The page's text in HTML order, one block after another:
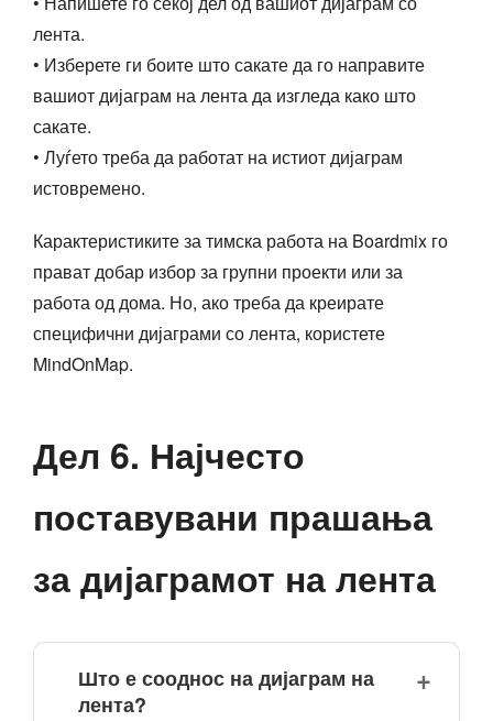
лента.
• Изберете ги боите што сакате да го направите
вашиот дијаграм на лента да изгледа како што
сакате.
• Луѓето треба да работат на истиот дијаграм
истовремено.
Карактеристиките за тимска работа на Boardmix го
прават добар избор за групни проекти или за
работа од дома. Но, ако треба да креирате
специфични дијаграми со лента, користете
MindOnMap.
Дел 6. Најчесто
поставувани прашања
за дијаграмот на лента
Што е сооднос на дијаграм на
лента?